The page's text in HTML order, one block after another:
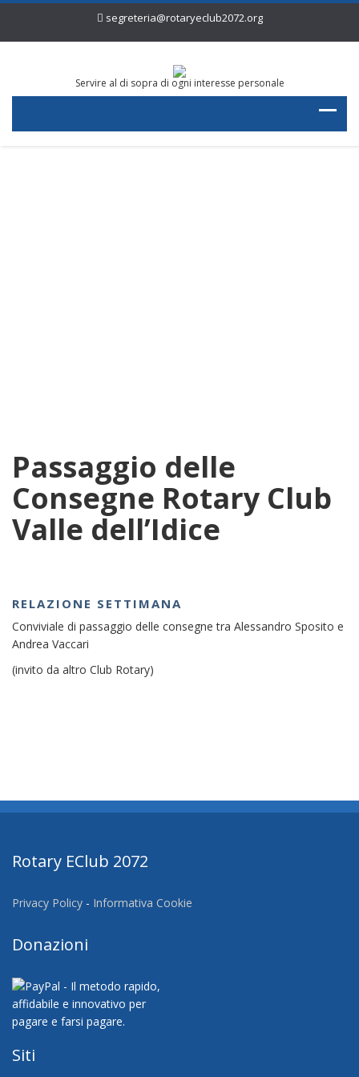
segreteria@rotaryeclub2072.org
Servire al di sopra di ogni interesse personale
Passaggio delle
Consegne Rotary Club
Valle dell’Idice
RELAZIONE SETTIMANA
Conviviale di passaggio delle consegne tra Alessandro Sposito e
Andrea Vaccari
(invito da altro Club Rotary)
Rotary EClub 2072
Privacy Policy - Informativa Cookie
Donazioni
Siti